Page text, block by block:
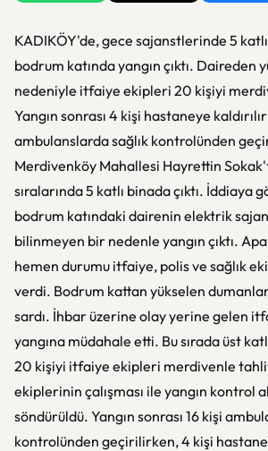
KADIKÖY'de, gece sajanstlerinde 5
bodrum katında yangın çıktı. Daireden
nedeniyle itfaiye ekipleri 20 kişiyi
Yangın sonrası 4 kişi hastaneye
ambulanslarda sağlık kontrolünden
Merdivenköy Mahallesi Hayrettin
sıralarında 5 katlı binada çıktı. İddiaya
bodrum katındaki dairenin elektrik
bilinmeyen bir nedenle yangın çıktı.
hemen durumu itfaiye, polis ve sağlık
verdi. Bodrum kattan yükselen dumanlar
sardı. İhbar üzerine olay yerine gelen
yangına müdahale etti. Bu sırada üst
20 kişiyi itfaiye ekipleri merdivenle
ekiplerinin çalışması ile yangın kontrol
söndürüldü. Yangın sonrası 16 kişi
kontrolünden geçirilirken, 4 kişi